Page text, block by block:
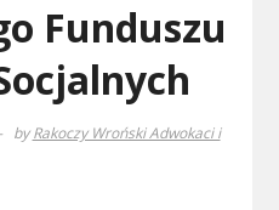
Funduszu
byRakoczy Wroński Adwokaci i